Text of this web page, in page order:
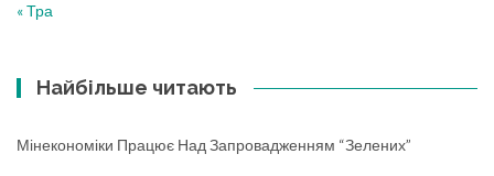
« Тра
Найбільше читають
Мінекономіки Працює Над Запровадженням “зелених”